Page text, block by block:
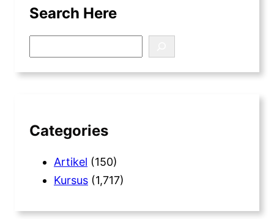
Search Here
e
a
Categories
Artikel (150)
Kursus (1,717)